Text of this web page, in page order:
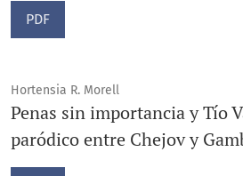
PDF
Hortensia R. Morell
Penas sin importancia y Tío
paródico entre Chejov y